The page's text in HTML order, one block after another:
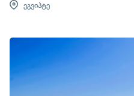
ეგვიპტე